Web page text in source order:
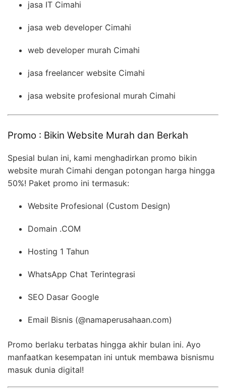
jasa IT Cimahi
jasa web developer Cimahi
web developer murah Cimahi
jasa freelancer website Cimahi
jasa website profesional murah Cimahi
Promo : Bikin Website Murah dan Berkah
Spesial bulan ini, kami menghadirkan promo bikin
website murah Cimahi dengan potongan harga hingga
50%! Paket promo ini termasuk:
Website Profesional (Custom Design)
Domain .COM
Hosting 1 Tahun
WhatsApp Chat Terintegrasi
SEO Dasar Google
Email Bisnis (@namaperusahaan.com)
Promo berlaku terbatas hingga akhir bulan ini. Ayo
manfaatkan kesempatan ini untuk membawa bisnismu
masuk dunia digital!